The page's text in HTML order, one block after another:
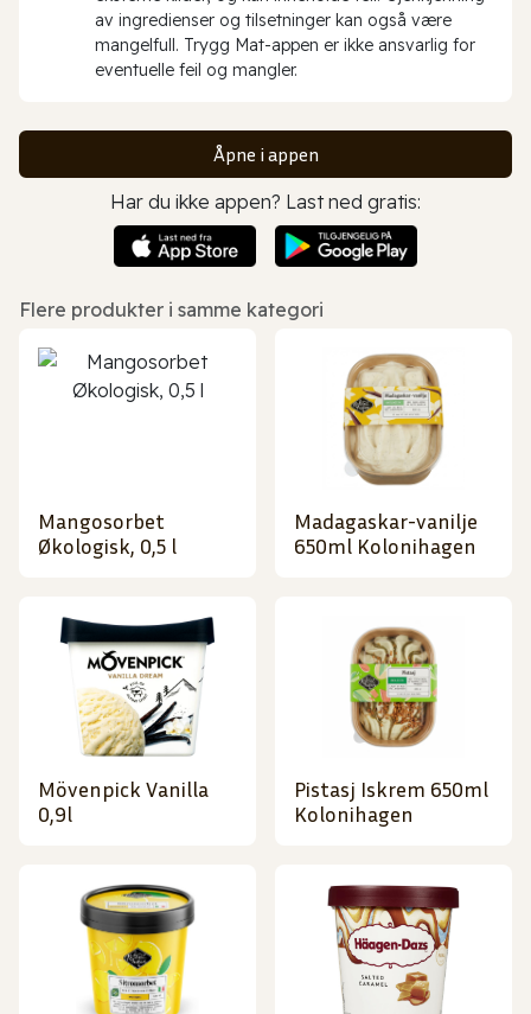
av ingredienser og tilsetninger kan også være
mangelfull. Trygg Mat-appen er ikke ansvarlig for
eventuelle feil og mangler.
Åpne i appen
Har du ikke appen? Last ned gratis:
Flere produkter i samme kategori
Mangosorbet
Økologisk, 0,5 l
Madagaskar-vanilje
650ml Kolonihagen
Mövenpick Vanilla
0,9l
Pistasj Iskrem 650ml
Kolonihagen